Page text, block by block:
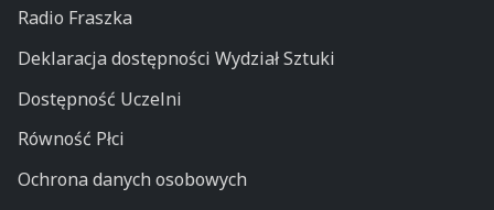
Radio Fraszka
Deklaracja dostępności Wydział Sztuki
Dostępność Uczelni
Równość Płci
Ochrona danych osobowych